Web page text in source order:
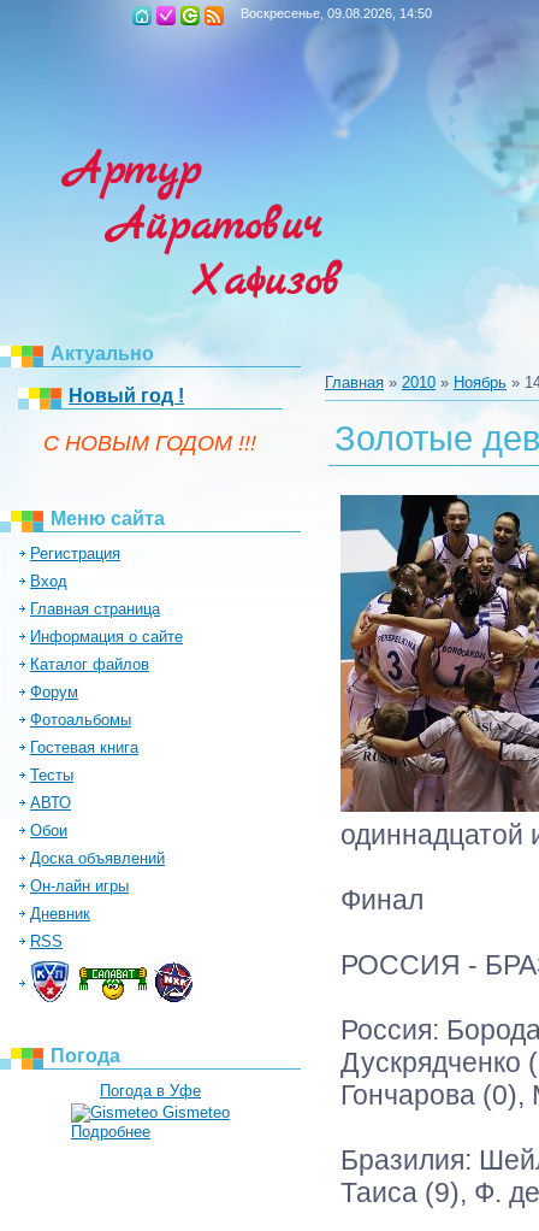
Воскресенье, 09.08.2026, 14:50
Артур
Айратович
Хафизов
Актуально
Новый год !
C НОВЫМ ГОДОМ !!!
Меню сайта
Регистрация
Вход
Главная страница
Информация о сайте
Каталог файлов
Форум
Фотоальбомы
Гостевая книга
Тесты
АВТО
Обои
Доска объявлений
Он-лайн игры
Дневник
RSS
Погода
Погода в Уфе
Gismeteo
Подробнее
Главная » 2010 » Ноябрь »
Золотые
одиннадцатой
Финал
РОССИЯ -
Россия:
Дускрядченко
Гончарова
Бразилия:
Таиса (9), Ф.